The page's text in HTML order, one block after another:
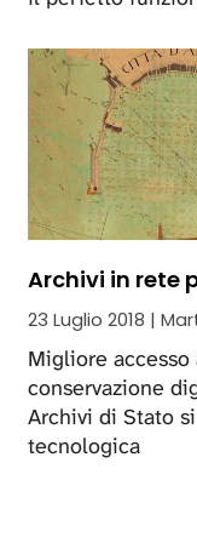
Archivi in rete
23 Luglio 2018 |
Migliore
conservazione
Archivi di Stato
tecnologica